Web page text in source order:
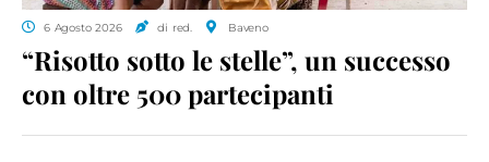
6 Agosto 2026 di red. Baveno
“Risotto sotto le stelle”, un successo
con oltre 500 partecipanti